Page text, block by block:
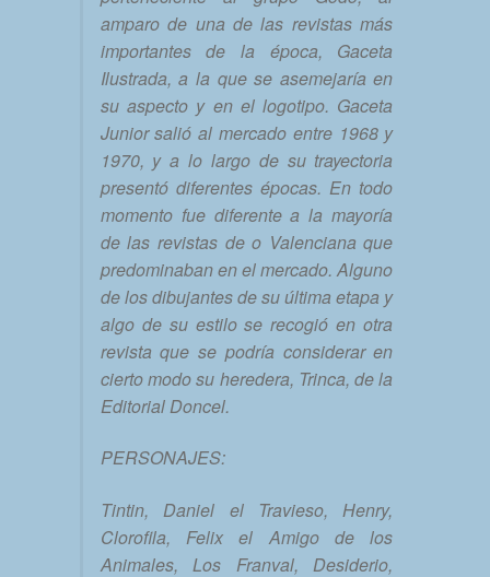
amparo de una de las revistas más
importantes de la época, Gaceta
Ilustrada, a la que se asemejaría en
su aspecto y en el logotipo. Gaceta
Junior salió al mercado entre 1968 y
1970, y a lo largo de su trayectoria
presentó diferentes épocas. En todo
momento fue diferente a la mayoría
de las revistas de o Valenciana que
predominaban en el mercado. Alguno
de los dibujantes de su última etapa y
algo de su estilo se recogió en otra
revista que se podría considerar en
cierto modo su heredera, Trinca, de la
Editorial Doncel.
PERSONAJES:
Tintin, Daniel el Travieso, Henry,
Clorofila, Felix el Amigo de los
Animales, Los Franval, Desiderio,